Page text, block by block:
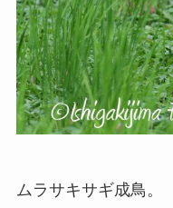
ムラサキサギ成鳥。